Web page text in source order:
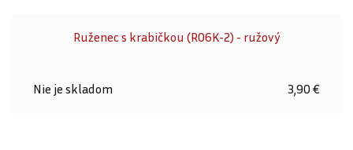
Ruženec s krabičkou (R06K-2) - ružový
Nie je skladom 3,90 €